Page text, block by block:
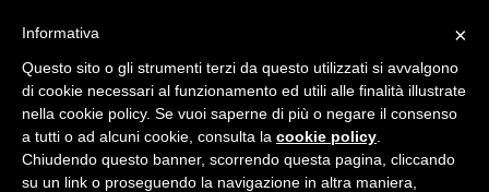
×
Informativa
Questo sito o gli strumenti terzi da questo utilizzati si avvalgono
di cookie necessari al funzionamento ed utili alle finalità illustrate
nella cookie policy. Se vuoi saperne di più o negare il consenso
a tutti o ad alcuni cookie, consulta la cookie policy
Chiudendo questo banner, scorrendo questa pagina, cliccando
su un link o proseguendo la navigazione in altra maniera,